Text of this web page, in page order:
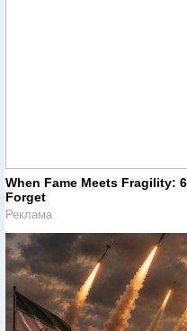
When Fame Meets Fragility:
Forget
Реклама